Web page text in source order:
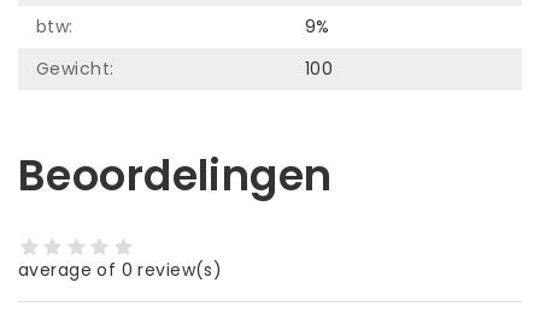
btw:
9%
Gewicht:
100
Beoordelingen
average of 0 review(s)